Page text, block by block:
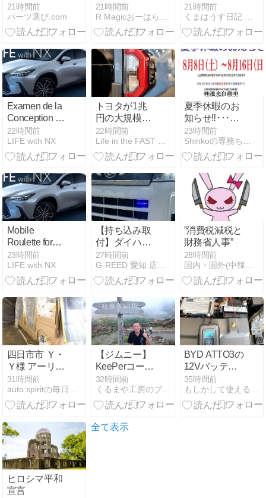
440Lの使い方
と注意点
21時間前
パーツ選び.com
Type RSを紹
介する動画を
アップしまし
21時間前
めん花楽へ
21時間前
Examen de la
Conception et
de l’Utilisabilité
du Site Web
VipLuck
22時間前
LIFE with NX
トヨタが1兆
円の大規模自
社株買いを発
表。2027年3
月期Q1決算で
な稼ぐ力」と
「株主への還
元」、そして
今後の「成長
投資」とは
22時間前
夏季休暇のお
知らせ‼･･･の
巻き☆
23時間前
Mobile
Roulette for
Android UK
Fast:
Everything
Know
23時間前
LIFE with NX
【持ち込み取
付】ダイハツ
ハイゼットカ
ーゴ マーカー
ランプ取付で
ｺﾐｺﾐ11万
27時間前
”消費税減税と
財務省人事”
28時間前
四日市市 Ｙ・
Ｙ様 アーリー
のボティ側＆
内装パーツの
ペイントが完
31時間前
【ジムニー】
KeePerコーテ
ィング 『クリ
スタルキーパ
ー』施工
32時間前
BYD ATTO3の
12Vバッテリ
ーをパルス充
電で延命DIY
35時間前
ヒロシマ平和
宣言
全て表示